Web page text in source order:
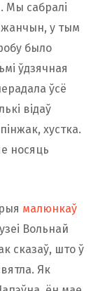
Мы сабралі
жанчын, у тым
было
ўдзячная
ўсё
відаў
хустка.
носяць
малюнкаў
Вольнай
сказаў, што ў
Як